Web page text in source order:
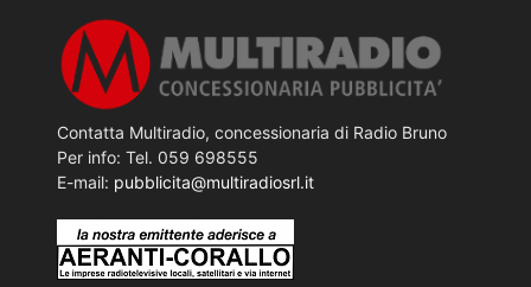
Contatta Multiradio, concessionaria di Radio Bruno
Per info: Tel. 059 698555
E-mail: pubblicita@multiradiosrl.it